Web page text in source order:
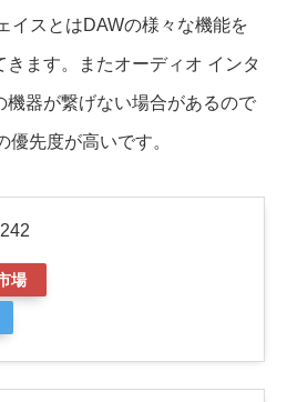
イスとはDAWの様々な機能を
ます。またオーディオ インタ
機器が繋げない場合があるので
優先度が高いです。
場